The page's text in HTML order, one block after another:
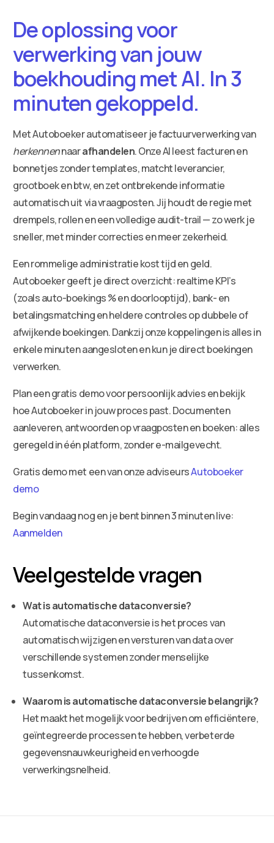
De oplossing voor
verwerking van jouw
boekhouding met AI. In 3
minuten gekoppeld.
Met Autoboeker automatiseer je factuurverwerking van
herkennennaarafhandelen. Onze AI leest facturen en
bonnetjes zonder templates, matcht leverancier,
grootboek en btw, en zet ontbrekende informatie
automatisch uit via vraagposten. Jij houdt de regie met
drempels, rollen en een volledige audit-trail — zo werk je
sneller, met minder correcties en meer zekerheid.
Een rommelige administratie kost tijd en geld.
Autoboeker geeft je direct overzicht: realtime KPI’s
(zoals auto-boekings % en doorlooptijd), bank- en
betalingsmatching en heldere controles op dubbele of
afwijkende boekingen. Dankzij onze koppelingen is alles in
enkele minuten aangesloten en kun je direct boekingen
verwerken.
Plan een gratis demo voor persoonlijk advies en bekijk
hoe Autoboeker in jouw proces past. Documenten
aanleveren, antwoorden op vraagposten en boeken: alles
geregeld in één platform, zonder e-mailgevecht.
Gratis demo met een van onze adviseursAutoboeker
demo
Begin vandaag nog en je bent binnen 3 minuten live:
Aanmelden
Veelgestelde vragen
Wat is automatische dataconversie?
Automatische dataconversie is het proces van
automatisch wijzigen en versturen van data over
verschillende systemen zonder menselijke
tussenkomst.
Waarom is automatische dataconversie belangrijk?
Het maakt het mogelijk voor bedrijven om efficiëntere,
geïntegreerde processen te hebben, verbeterde
gegevensnauwkeurigheid en verhoogde
verwerkingsnelheid.